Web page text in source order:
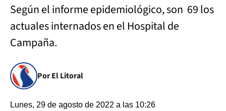
Según el informe epidemiológico, son 69 los
actuales internados en el Hospital de
Campaña.
Por El Litoral
Lunes, 29 de agosto de 2022 a las 10:26